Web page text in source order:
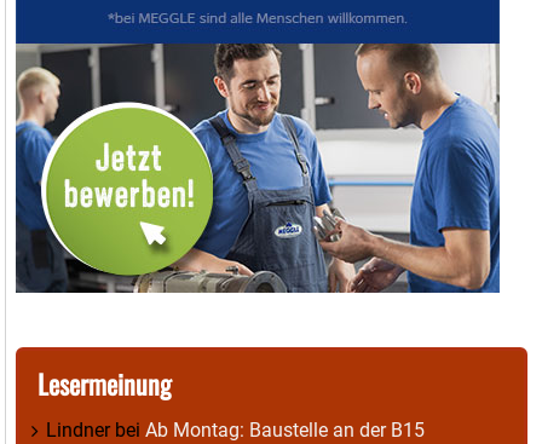
Lesermeinung
Lindnerbei Ab Montag: Baustelle an der B15